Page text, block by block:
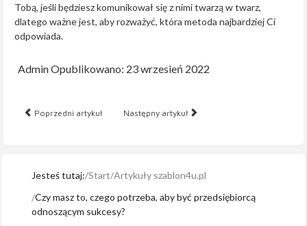
Tobą, jeśli będziesz komunikował się z nimi twarzą w twarz,
dlatego ważne jest, aby rozważyć, która metoda najbardziej Ci
odpowiada.
AdminOpublikowano: 23 wrzesień 2022
Poprzedni artykuł Następny artykuł
Jesteś tutaj: Start Artykuły szablon4u.pl
Czy masz to, czego potrzeba, aby być przedsiębiorcą
odnoszącym sukcesy?